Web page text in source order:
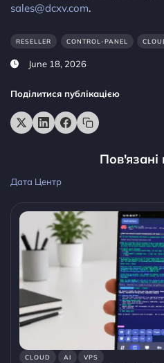
sales@dcxv.com.
RESELLER CONTROL-PANEL
June 18, 2026
Поділитися публікацією
Пов'язані
Дата Центр
CLOUD AI VPS